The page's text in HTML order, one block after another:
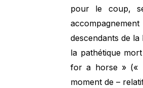
pour le coup,
descendants de
la pathétique
for a horse » («
moment de –